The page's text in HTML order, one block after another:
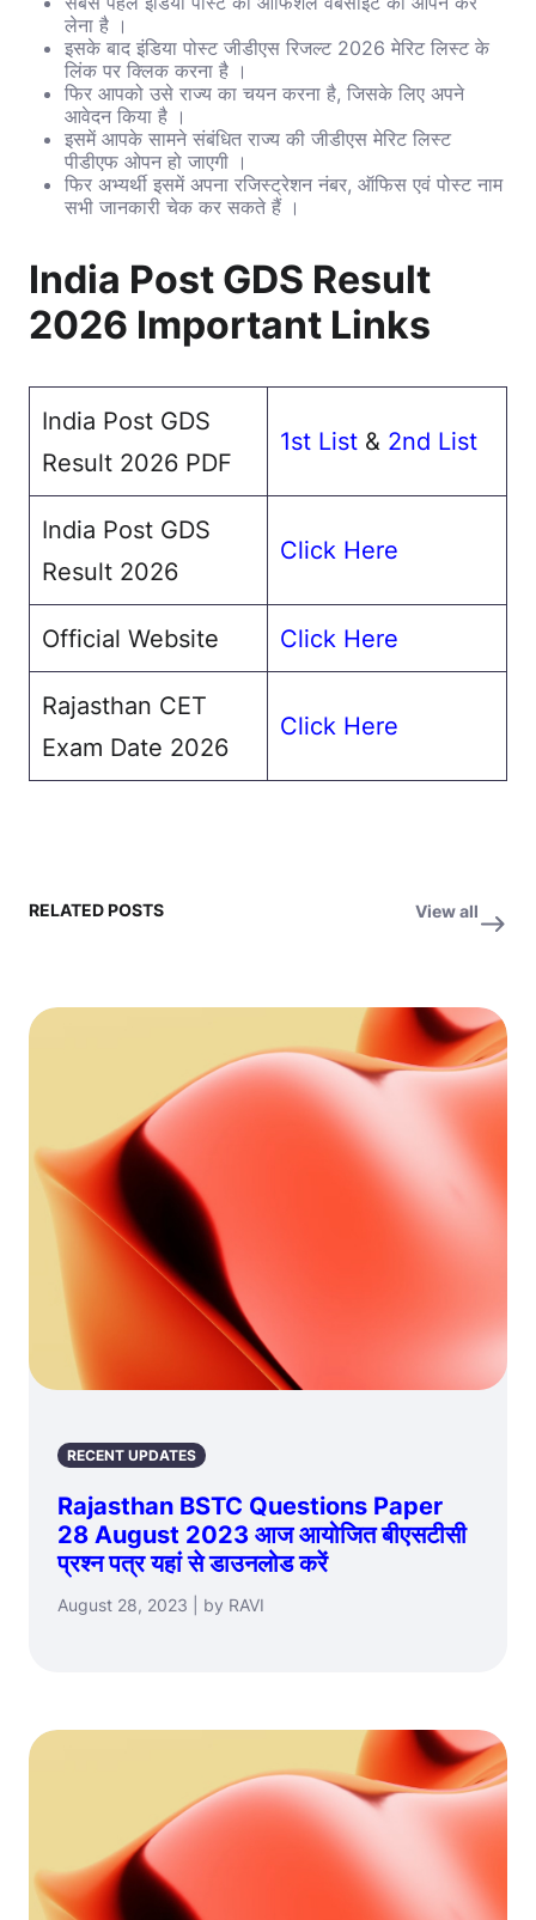
लेना है ।
इसके बाद इंडिया पोस्ट जीडीएस रिजल्ट 2026 मेरिट लिस्ट के
लिंक पर क्लिक करना है ।
फिर आपको उसे राज्य का चयन करना है, जिसके लिए अपने
आवेदन किया है ।
इसमें आपके सामने संबंधित राज्य की जीडीएस मेरिट लिस्ट
पीडीएफ ओपन हो जाएगी ।
फिर अभ्यर्थी इसमें अपना रजिस्ट्रेशन नंबर, ऑफिस एवं पोस्ट नाम
सभी जानकारी चेक कर सकते हैं ।
India Post GDS Result
2026 Important Links
India Post GDS
Result 2026 PDF
1st List & 2nd List
India Post GDS
Result 2026
Click Here
Official Website Click Here
Rajasthan CET
Exam Date 2026
Click Here
RELATED POSTS View all
RECENT UPDATES
Rajasthan BSTC Questions Paper
28 August 2023 आज आयोजित बीएसटीसी
प्रश्न पत्र यहां से डाउनलोड करें
August 28, 2023 | by RAVI